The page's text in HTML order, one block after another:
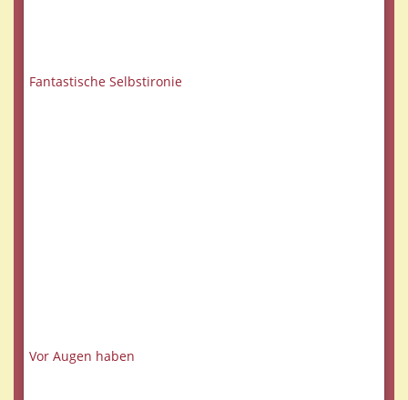
Fantastische Selbstironie
Vor Augen haben